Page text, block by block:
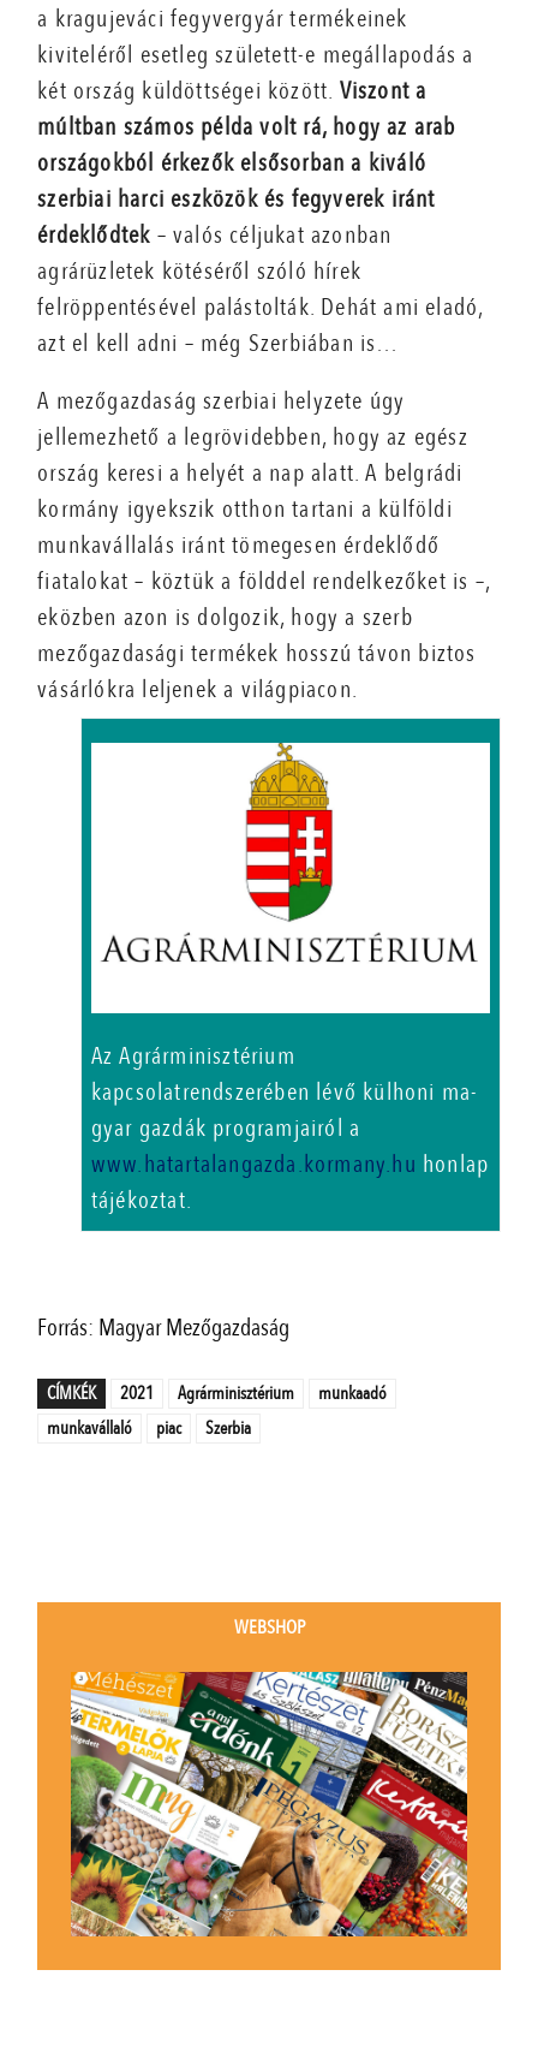
a kragujeváci fegyvergyár termékeinek
kiviteléről esetleg született-e megállapodás a
két ország küldöttségei között. Viszont a
múltban számos példa volt rá, hogy az arab
országokból érkezők elsősorban a kiváló
szerbiai harci eszközök és fegyverek iránt
érdeklődtek – valós céljukat azonban
agrárüzletek kötéséről szóló hírek
felröppentésével palástolták. Dehát ami eladó,
azt el kell adni – még Szerbiában is…
A mezőgazdaság szerbiai helyzete úgy
jellemezhető a legrövidebben, hogy az egész
ország keresi a helyét a nap alatt. A belgrádi
kormány igyekszik otthon tartani a külföldi
munkavállalás iránt tömegesen érdeklődő
fiatalokat – köztük a földdel rendelkezőket is –,
eközben azon is dolgozik, hogy a szerb
mezőgazdasági termékek hosszú távon biztos
vásárlókra leljenek a világpiacon.
Az Agrárminisztérium
kapcsolatrendszerében lévő külhoni ma­­
gyar gazdák programjairól a
www.hatartalangazda.kormany.hu honlap
tájékoztat.
Forrás: Magyar Mezőgazdaság
CÍMKÉK 2021 Agrárminisztérium
munkaadó
munkavállaló
piac Szerbia
WEBSHOP